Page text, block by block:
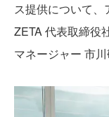
ス提供について、
ZETA 代表取締役
マネージャー 市川